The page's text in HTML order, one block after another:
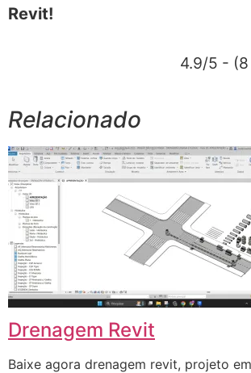
Revit!
4.9/5 -
Relacionado
Drenagem Revit
Baixe agora drenagem revit, projeto